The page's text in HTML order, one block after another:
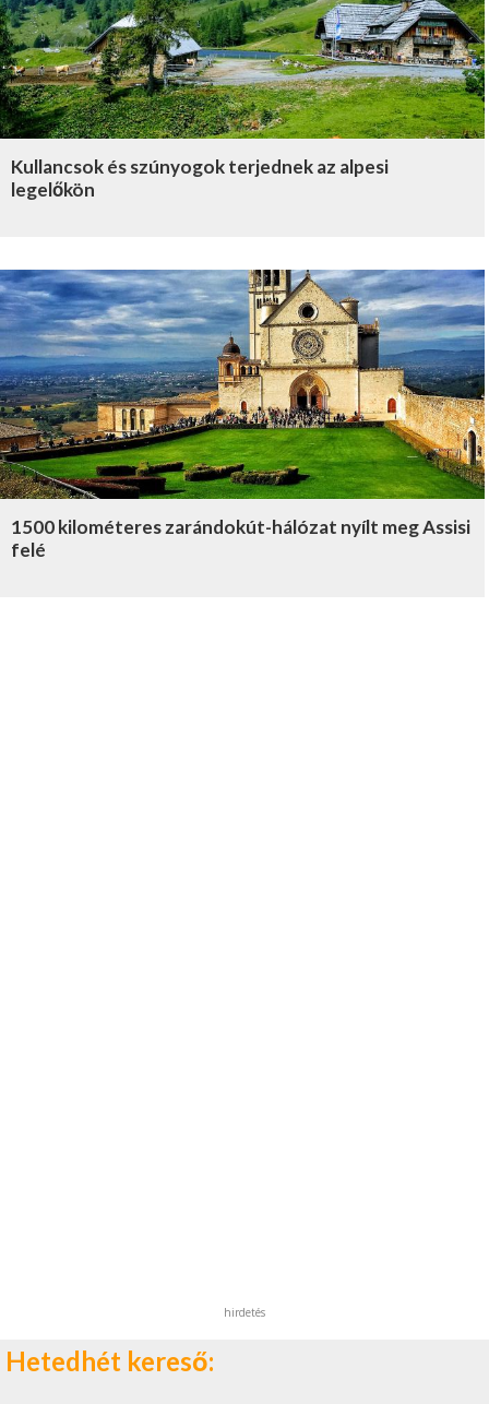
Kullancsok és szúnyogok terjednek az alpesi
legelőkön
1500 kilométeres zarándokút-hálózat nyílt meg Assisi
felé
hirdetés
Hetedhét kereső: